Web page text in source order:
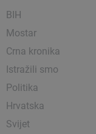
BIH
Mostar
Crna kronika
Istražili smo
Politika
Hrvatska
Svijet